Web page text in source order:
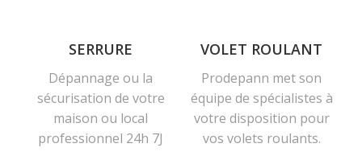
SERRURE
Dépannage ou la
sécurisation de votre
maison ou local
professionnel 24h 7J
VOLET ROULANT
Prodepann met son
équipe de spécialistes à
votre disposition pour
vos volets roulants.